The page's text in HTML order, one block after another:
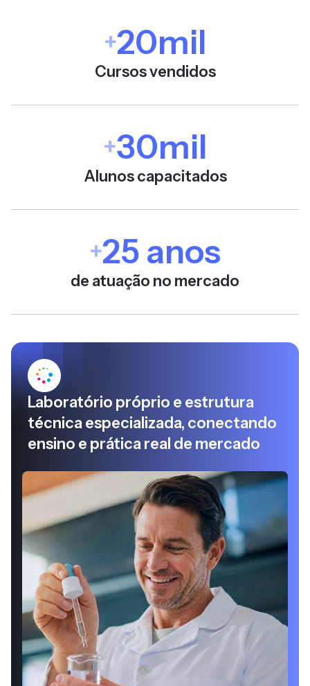
+20mil
Cursos vendidos
+30mil
Alunos capacitados
+25 anos
de atuação no mercado
Laboratório próprio e estrutura
técnica especializada, conectando
ensino e prática real de mercado